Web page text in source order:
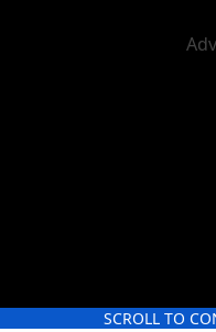
SCROLL TO